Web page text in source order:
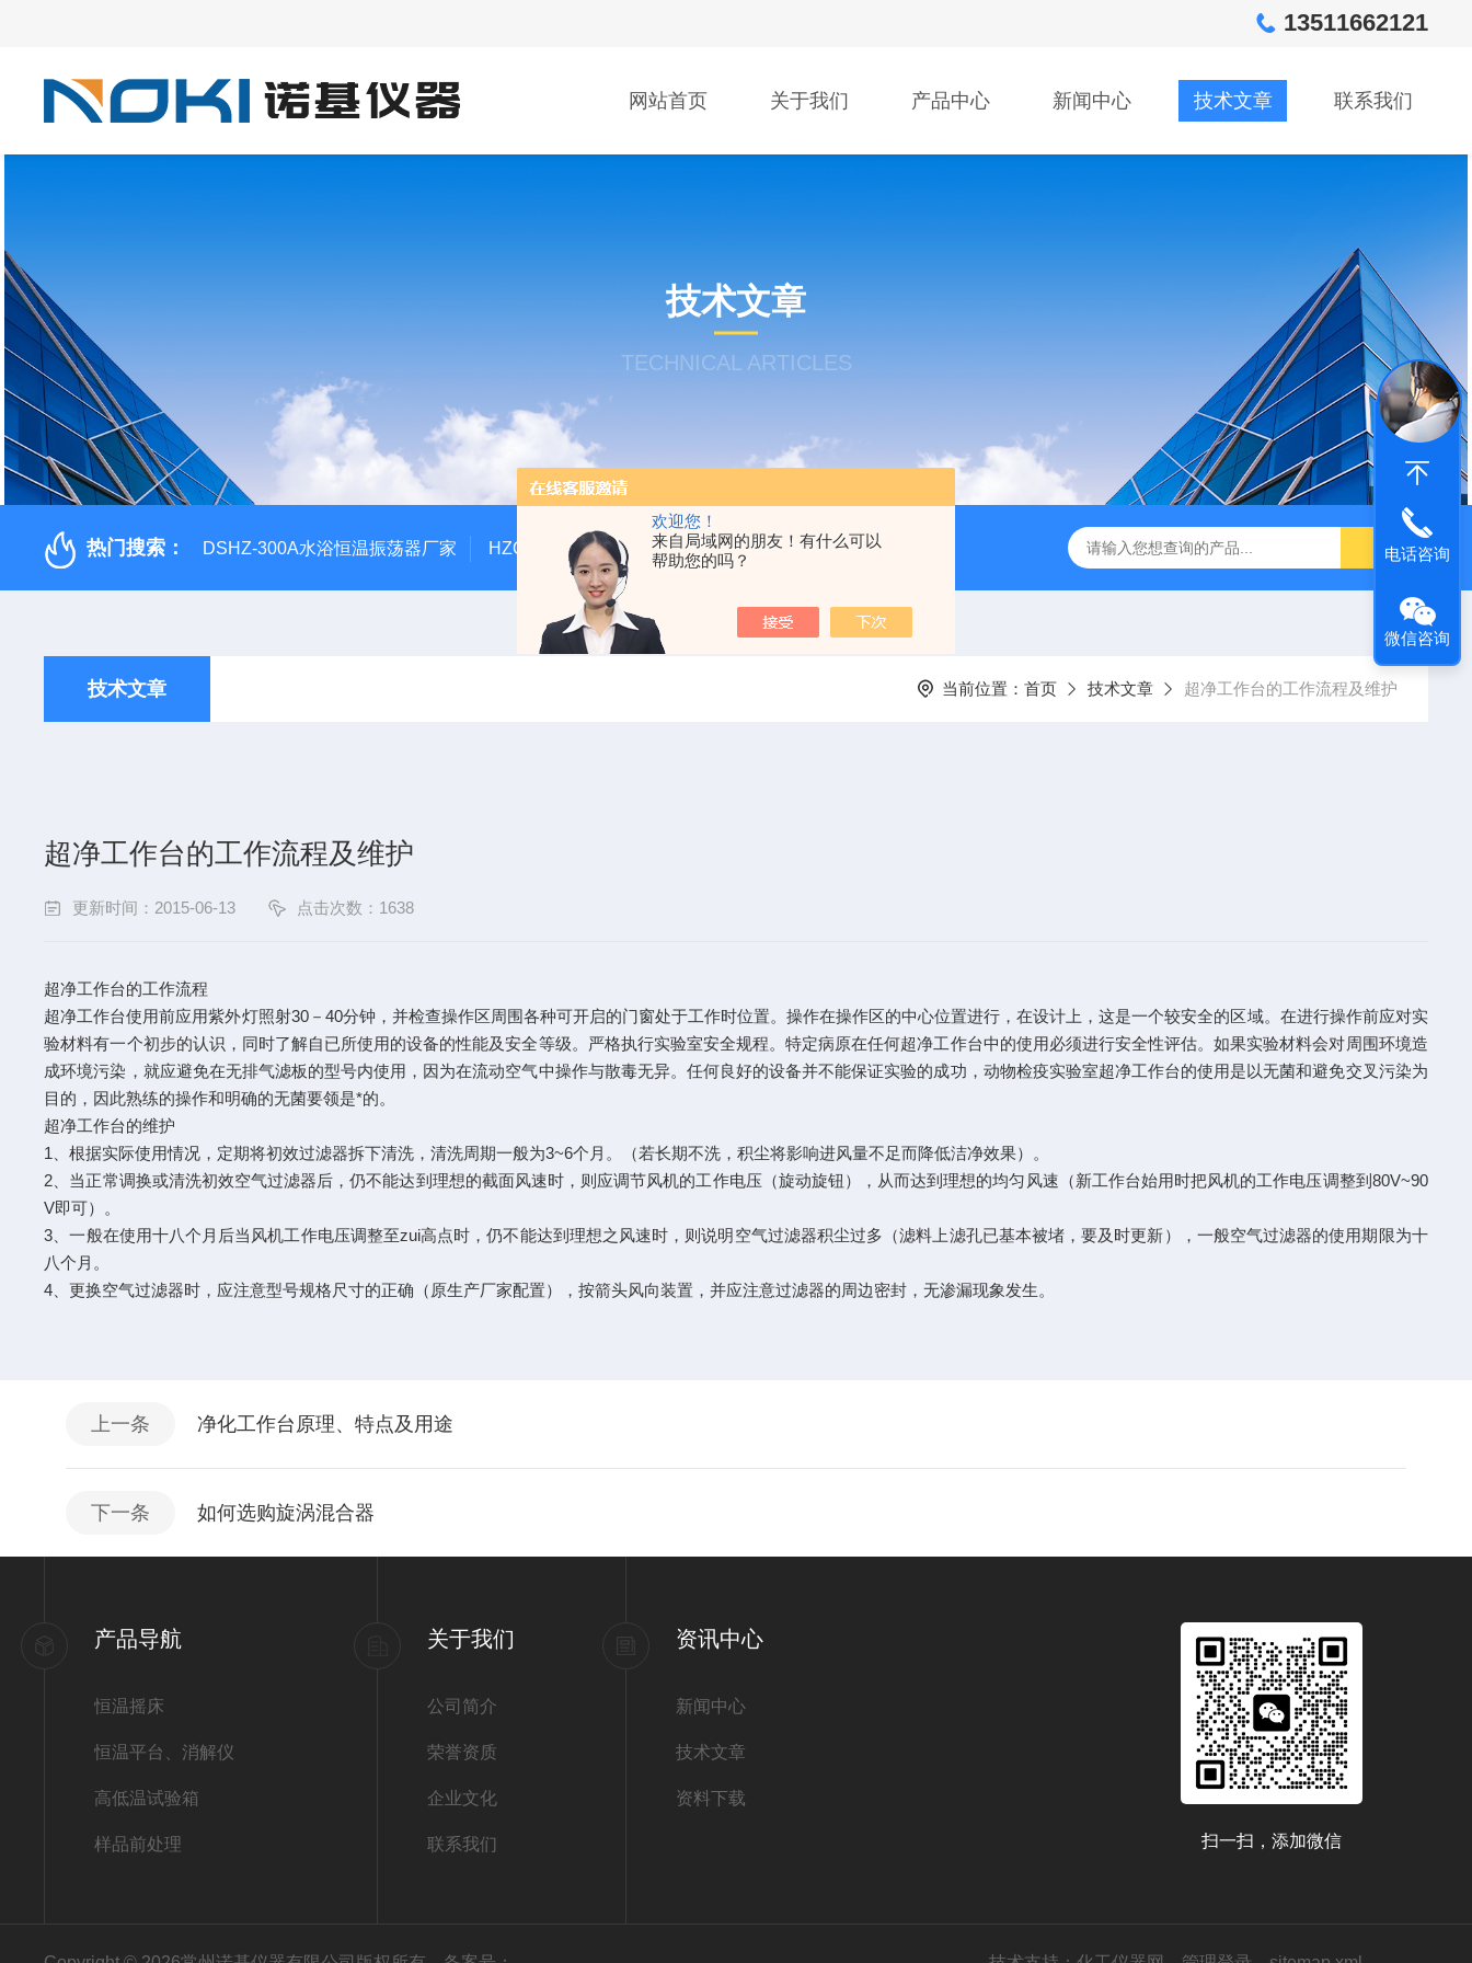
欢迎您！
来自局域网的朋友！有什么可以
帮助您的吗？
13511662121
网站首页 关于我们 产品中心 新闻中心 技术文章 联系我们
技术文章
TECHNICAL ARTICLES
热门搜索： DSHZ-300A水浴恒温振荡器厂家 HZQ-F160全温振荡培养箱厂家价格 GGC-D大型全自动翻转式振荡萃取器 诺基LSHZ-300冷冻水浴恒温振荡器厂家
技术文章 当前位置： 首页 技术文章 超净工作台的工作流程及维护
超净工作台的工作流程及维护
更新时间：2015-06-13 点击次数：1638
超净工作台的工作流程
超净工作台使用前应用紫外灯照射30－40分钟，并检查操作区周围各种可开启的门窗处于工作时位置。操作在操作区的中心位置进行，在设计上，这是一个较安全的区域。在进行操作前应对实
验材料有一个初步的认识，同时了解自已所使用的设备的性能及安全等级。严格执行实验室安全规程。特定病原在任何超净工作台中的使用必须进行安全性评估。如果实验材料会对周围环境造
成环境污染，就应避免在无排气滤板的型号内使用，因为在流动空气中操作与散毒无异。任何良好的设备并不能保证实验的成功，动物检疫实验室超净工作台的使用是以无菌和避免交叉污染为
目的，因此熟练的操作和明确的无菌要领是*的。
超净工作台的维护
1、根据实际使用情况，定期将初效过滤器拆下清洗，清洗周期一般为3~6个月。（若长期不洗，积尘将影响进风量不足而降低洁净效果）。
2、当正常调换或清洗初效空气过滤器后，仍不能达到理想的截面风速时，则应调节风机的工作电压（旋动旋钮），从而达到理想的均匀风速（新工作台始用时把风机的工作电压调整到80V~90
V即可）。
3、一般在使用十八个月后当风机工作电压调整至zui高点时，仍不能达到理想之风速时，则说明空气过滤器积尘过多（滤料上滤孔已基本被堵，要及时更新），一般空气过滤器的使用期限为十
八个月。
4、更换空气过滤器时，应注意型号规格尺寸的正确（原生产厂家配置），按箭头风向装置，并应注意过滤器的周边密封，无渗漏现象发生。
上一条 净化工作台原理、特点及用途
下一条 如何选购旋涡混合器
产品导航
恒温摇床
恒温平台、消解仪
高低温试验箱
样品前处理
关于我们
公司简介
荣誉资质
企业文化
联系我们
资讯中心
新闻中心
技术文章
资料下载
扫一扫，添加微信
电话咨询
微信咨询